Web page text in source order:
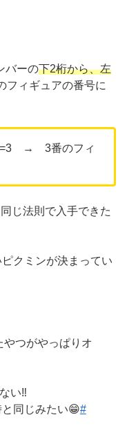
バーの下2桁から、左
フィギュアの番号に
→ 3番のフィ
じ法則で入手できた
クミンが決まってい
やつがやっぱりオ
い‼️
同じみたい😁#